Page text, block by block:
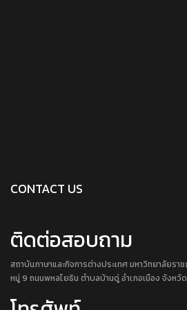
CONTACT US
ติดต่อสอบถาม
สถาบันภาษาและกิจการต่างประเทศ มหาวิทยาลัยรา
หมู่ 9 ถนนพหลโยธิน ตำบลบ้านดู่ อำเภอเมือง จังหวั